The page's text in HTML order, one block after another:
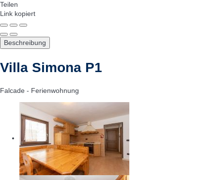
Teilen
Link kopiert
Beschreibung
Villa Simona P1
Falcade - Ferienwohnung